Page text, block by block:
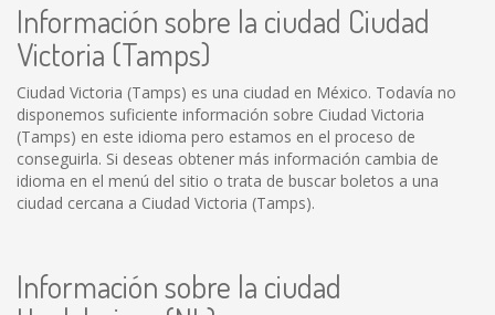
Información sobre la ciudad Ciudad
Victoria (Tamps)
Ciudad Victoria (Tamps) es una ciudad en México. Todavía no
disponemos suficiente información sobre Ciudad Victoria
(Tamps) en este idioma pero estamos en el proceso de
conseguirla. Si deseas obtener más información cambia de
idioma en el menú del sitio o trata de buscar boletos a una
ciudad cercana a Ciudad Victoria (Tamps).
Información sobre la ciudad